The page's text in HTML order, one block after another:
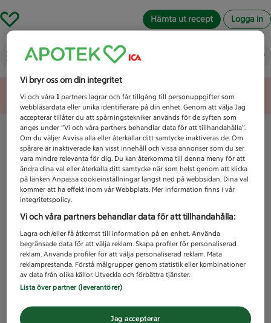
Hämta ut recept Logga in
Vad letar du efter idag?
Unknown error
Vi bryr oss om din integritet
Vi och våra1 partners lagrar och får tillgång till personuppgifter som
webbläsardata eller unika identifierare på din enhet. Genom att välja Jag
accepterar tillåter du att spårningstekniker används för de syften som
anges under ”Vi och våra partners behandlar data för att tillhandahålla”.
Om du väljer Avvisa alla eller återkallar ditt samtycke inaktiveras de. Om
spårare är inaktiverade kan visst innehåll och vissa annonser som du ser
vara mindre relevanta för dig. Du kan återkomma till denna meny för att
ändra dina val eller återkalla ditt samtycke när som helst genom att klicka
på länken Anpassa cookieinställningar längst ned på webbsidan. Dina val
kommer att ha effekt inom vår Webbplats. Mer information finns i vår
integritetspolicy.
Vi och våra partners behandlar data för att tillhandahålla:
Lagra och/eller få åtkomst till information på en enhet. Använda
begränsade data för att välja reklam. Skapa profiler för personaliserad
reklam. Använda profiler för att välja personaliserad reklam. Mäta
reklamprestanda. Förstå målgrupper genom statistik eller kombinationer
av data från olika källor. Utveckla och förbättra tjänster.
Lista över partner (leverantörer)
Jag accepterar